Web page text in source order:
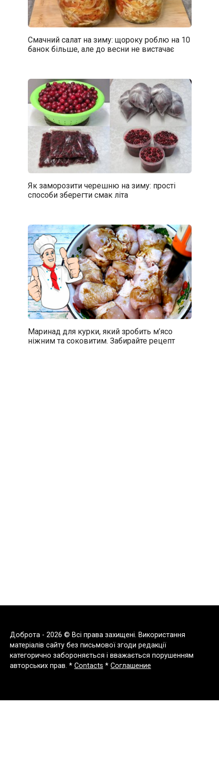
Смачний салат на зиму: щороку роблю на 10
банок більше, але до весни не вистачає
Як заморозити черешню на зиму: прості
способи зберегти смак літа
Маринад для курки, який зробить м’ясо
ніжним та соковитим. Забирайте рецепт
Доброта - 2026 © Всі права захищені. Використання
матеріалів сайту без письмової згоди редакції
категорично забороняється і вважається порушенням
авторських прав. * Contacts * Соглашение